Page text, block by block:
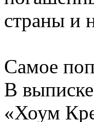
страны и
Самое
В
«Хоум